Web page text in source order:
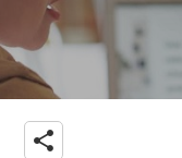
share